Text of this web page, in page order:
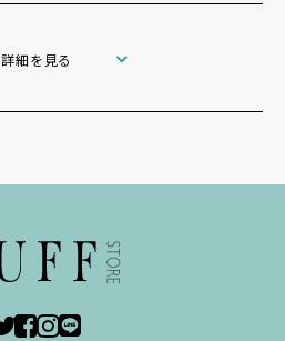
詳細を見る